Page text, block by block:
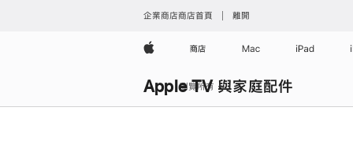
企業商店商店首頁 離開
Apple商店 Mac iPad
Apple TV 與家庭配件
瀏覽所有